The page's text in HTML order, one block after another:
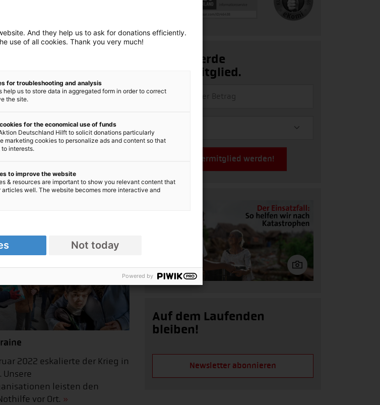
Nothilfe – unterstützen Sie
/ Philippinen
die Philippinen getroffen –
immer wieder von
und Erdbeben erschüttert
2022 eskalierte der Krieg in
Unsere
leisten den
vor Ort.
Ja, ich werde
Fördermitglied.
Jetzt Fördermitglied werden!
Auf dem Laufenden
bleiben!
Newsletter abonnieren
And they help us to ask for donations efficiently.
use of all cookies. Thank you very much!
for troubleshooting and analysis
help us to store data in aggregated form in order to correct
the site.
for the economical use of funds
Deutschland Hilft to solicit donations particularly
marketing cookies to personalize ads and content so that
interests.
to improve the website
& resources are important to show you relevant content that
articles well. The website becomes more interactive and
Not today
Powered by